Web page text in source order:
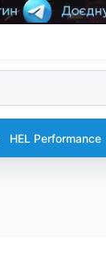
HEL Performance